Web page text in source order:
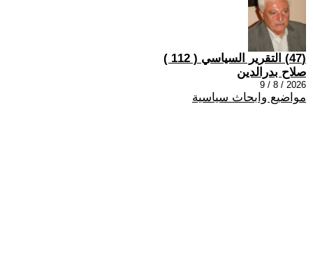
(47) التقرير السياسي ( 112 )
صلاح بدرالدين
2026 / 8 / 9
مواضيع وابحاث سياسية